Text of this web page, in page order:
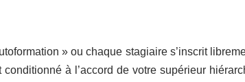
» ou chaque stagiaire s’inscrit
à l’accord de votre supérieur